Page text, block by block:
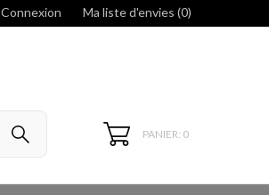
Connexion Ma liste d'envies (0)
PANIER: 0